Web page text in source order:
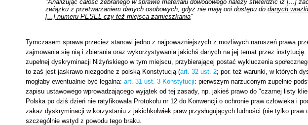
"Analizując całość zebranego w sprawie materiału dowodowego należy stwierdzić iż [...]
związku z przetwarzaniem danych osobowych, gdyż nie mają oni dostępu do danych
[...] numeru PESEL czy też miejsca zamieszkania"
Tymczasem sprawa przecież stanowi jedno z najpoważniejszych z możliwych naruszeń prawa
zajmowania się nią i zbierania oraz wykorzystywania jakichś danych na jej temat przez
zupełnej dyskryminacji Niżyńskiego w tym miejscu, przybierającej postać wykluczenia
to zaś jest jaskrawo niezgodne z polską Konstytucją (art. 32 ust. 2; por. też warunki, w których
mogłaby ewentualnie być legalna: art. 31 ust. 3 Konstytucji: pierwszym narzuconym zupełnie
zapisu ustawowego wprowadzającego wyjątek od tej zasady, np. jakieś prawo do "czarnej listy
Polska po dziś dzień nie ratyfikowała Protokołu nr 12 do Konwencji o ochronie praw człowieka i
zakaz dyskryminacji w korzystaniu z jakichkolwiek praw przysługujących ludności (nie tylko praw
szczególnie wstyd z powodu tego braku.